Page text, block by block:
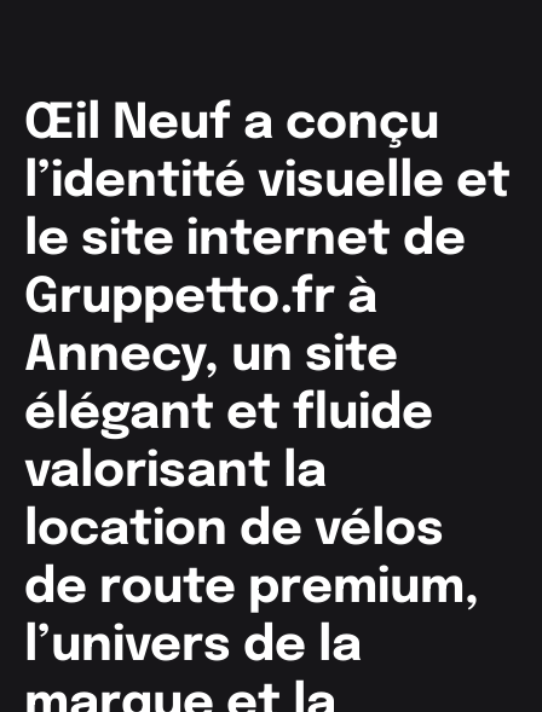
Œil Neuf a conçu
l’identité visuelle et
le site internet de
Gruppetto.fr à
Annecy, un site
élégant et fluide
valorisant la
location de vélos
de route premium,
l’univers de la